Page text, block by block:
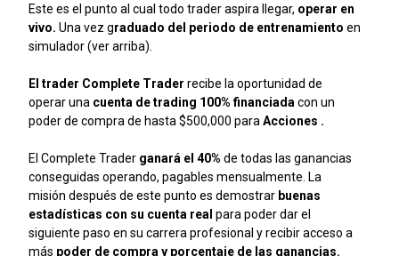
Este es el punto al cual todo trader aspira llegar, operar en
vivo. Una vez graduado del periodo de entrenamiento en
simulador (ver arriba).
El trader Complete Traderrecibe la oportunidad de
operar una cuenta de trading 100% financiada con un
poder de compra de hasta $500,000 para Acciones .
El Complete Trader ganará el 40% de todas las ganancias
conseguidas operando, pagables mensualmente. La
misión después de este punto es demostrar buenas
estadísticas con su cuenta real para poder dar el
siguiente paso en su carrera profesional y recibir acceso a
más poder de compra y porcentaje de las ganancias.